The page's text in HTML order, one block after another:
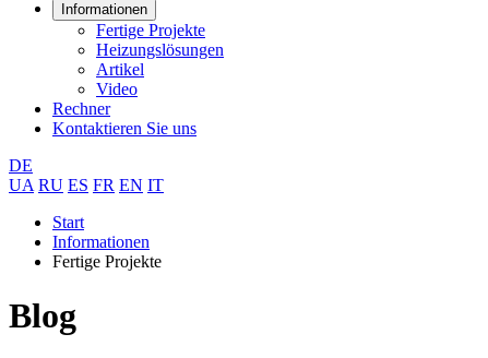
Informationen
Fertige Projekte
Heizungslösungen
Artikel
Video
Rechner
Kontaktieren Sie uns
DE
UA RU ES FR EN IT
Start
Informationen
Fertige Projekte
Blog